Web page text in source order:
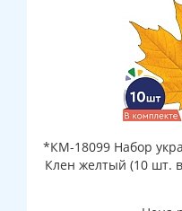
*КМ-18099 Набор
Клен желтый (10 шт.